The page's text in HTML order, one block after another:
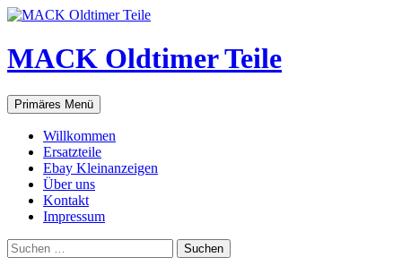
Zum
springen
MACK Oldtimer Teile
Suchen
Primäres Menü
Willkommen
Ersatzteile
Ebay Kleinanzeigen
Über uns
Kontakt
Impressum
Suchen
nach: